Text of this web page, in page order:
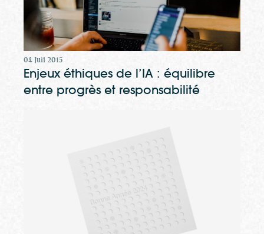
04 Juil 2015
Enjeux éthiques de l’IA : équilibre
entre progrès et responsabilité